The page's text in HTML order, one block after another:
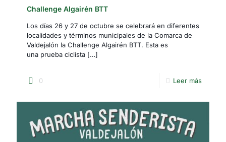
Challenge Algairén BTT
Los días 26 y 27 de octubre se celebrará en diferentes
localidades y términos municipales de la Comarca de
Valdejalón la Challenge Algairén BTT. Esta es
una prueba ciclista […]
0 Leer más